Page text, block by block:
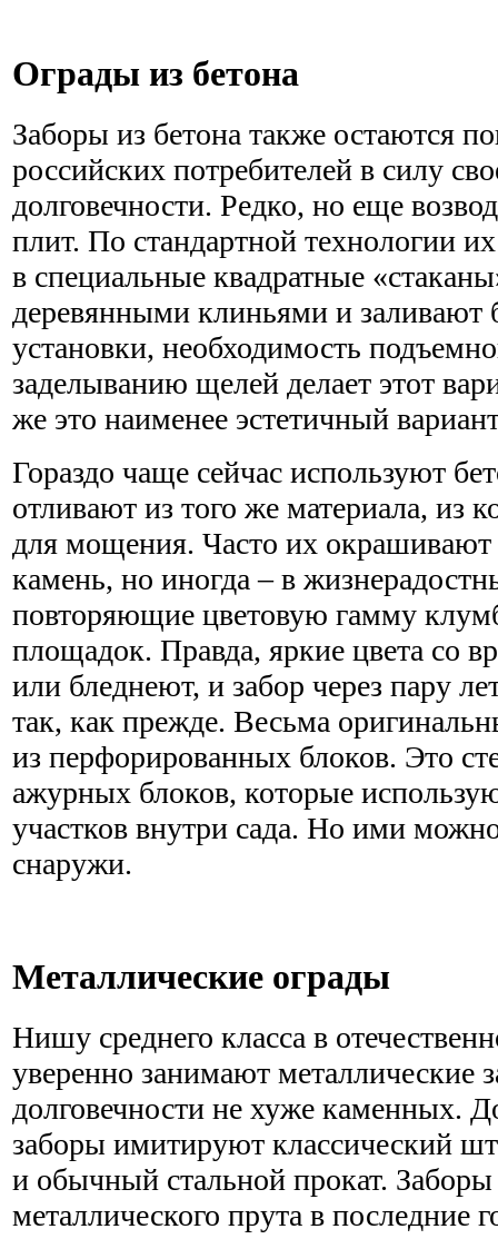
Ограды из бетона
Заборы из бетона также остаются
российских потребителей в силу
долговечности. Редко, но еще
плит. По стандартной технологии
в специальные квадратные
деревянными клиньями и заливают
установки, необходимость
заделыванию щелей делает этот
же это наименее эстетичный
Гораздо чаще сейчас используют
отливают из того же материала, из
для мощения. Часто их окрашивают
камень, но иногда – в
повторяющие цветовую гамму
площадок. Правда, яркие цвета со
или бледнеют, и забор через пару
так, как прежде. Весьма
из перфорированных блоков. Это
ажурных блоков, которые
участков внутри сада. Но ими
снаружи.
Металлические ограды
Нишу среднего класса в
уверенно занимают металлические
долговечности не хуже каменных.
заборы имитируют классический
и обычный стальной прокат. Заборы
металлического прута в последние